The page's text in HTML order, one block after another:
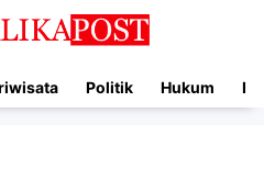
Politik Hukum